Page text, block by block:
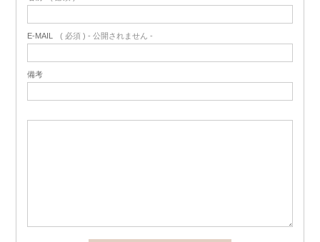
E-MAIL ( 必須 ) - 公開されません -
備考